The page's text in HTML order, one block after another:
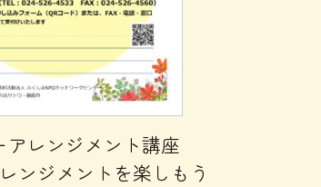
アレンジメント講座
ンジメントを楽しもう